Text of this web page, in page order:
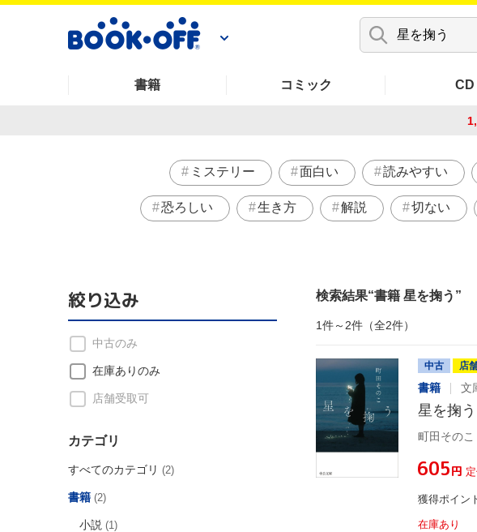
書籍 コミック CD
ミステリー 面白い 読みやすい
恐ろしい 生き方 解説 切ない
検索結果 書籍 星を掬う
1件～2件（全2件）
中古 店
書籍 文
星を掬
町田そのこ
¥605円
獲得ポイン
在庫あり
絞り込み
中古のみ
在庫ありのみ
店舗受取可
カテゴリ
すべてのカテゴリ (2)
書籍 (2)
小説 (1)